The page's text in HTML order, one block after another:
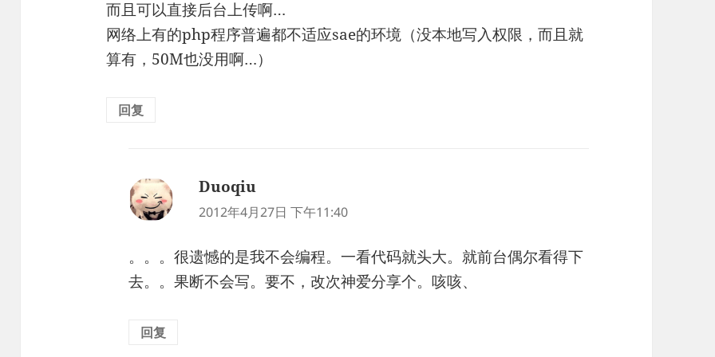
而且可以直接后台上传啊…
网络上有的php程序普遍都不适应sae的环境（没本地写入权限，而且就
算有，50M也没用啊…）
回复
Duoqiu
道：
2012年4月27日 下午11:40
。。。很遗憾的是我不会编程。一看代码就头大。就前台偶尔看得下
去。。果断不会写。要不，改次神爱分享个。咳咳、
回复